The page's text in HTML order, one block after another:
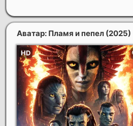
Аватар: Пламя и пепел (2025)